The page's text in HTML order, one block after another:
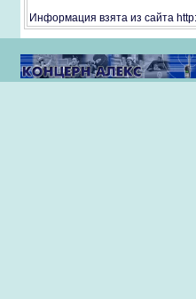
Информация взята из сайта